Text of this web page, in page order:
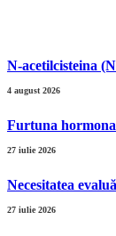
N-acetilcisteina
4 august 2026
Furtuna
27 iulie 2026
Necesitatea
27 iulie 2026